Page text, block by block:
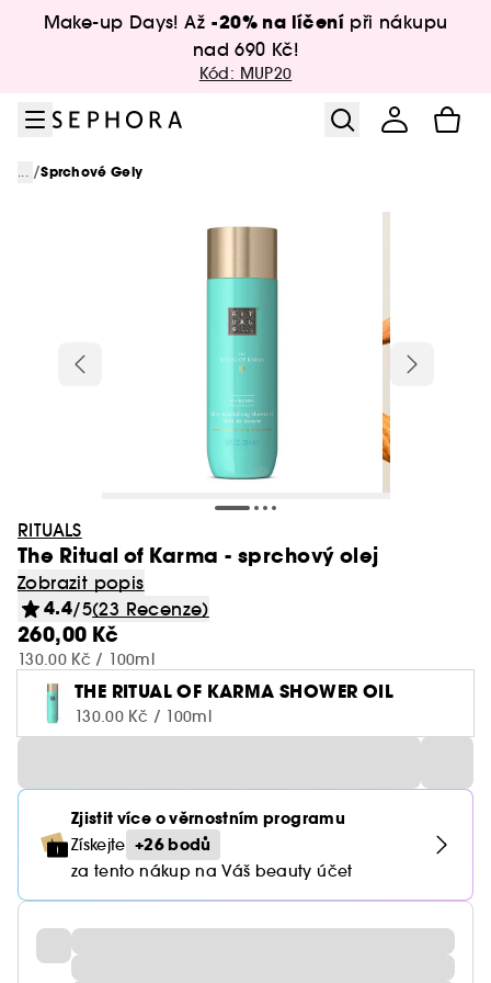
Přejít na hlavní obsah
Make-up Days! Až -20% na líčení při nákupu
nad 690 Kč!
Kód: MUP20
... /Sprchové Gely
RITUALS
The Ritual of Karma - sprchový olej
Zobrazit popis
4.4/5(23 Recenze)
260,00 Kč
130.00 Kč / 100ml
THE RITUAL OF KARMA SHOWER OIL
130.00 Kč / 100ml
Zjistit více o věrnostním programu
Získejte +26 bodů
za tento nákup na Váš beauty účet